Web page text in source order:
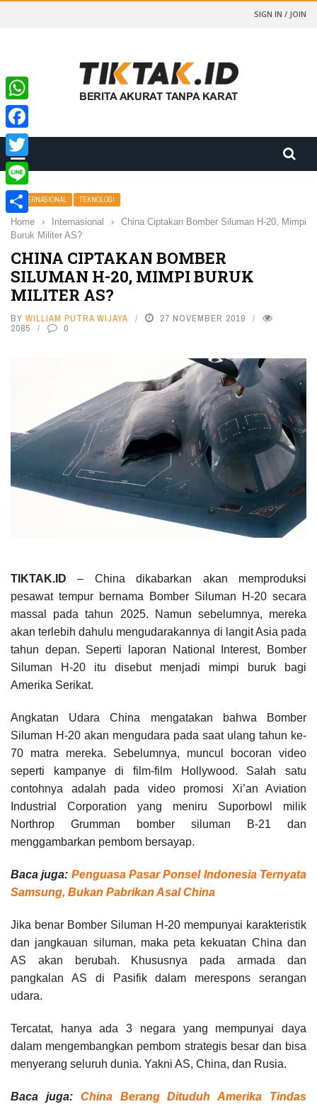
SIGN IN / JOIN
INTERNASIONAL TEKNOLOGI
Home › Internasional ›
China Ciptakan Bomber Siluman H-20, Mimpi
Buruk Militer AS?
CHINA CIPTAKAN BOMBER
SILUMAN H-20, MIMPI BURUK
MILITER AS?
BY WILLIAM PUTRA WIJAYA
27 NOVEMBER 2019
2085
0
TIKTAK.ID – China dikabarkan akan memproduksi
pesawat tempur bernama Bomber Siluman H-20 secara
massal pada tahun 2025. Namun sebelumnya, mereka
akan terlebih dahulu mengudarakannya di langit Asia pada
tahun depan. Seperti laporan National Interest, Bomber
Siluman H-20 itu disebut menjadi mimpi buruk bagi
Amerika Serikat.
Angkatan Udara China mengatakan bahwa Bomber
Siluman H-20 akan mengudara pada saat ulang tahun ke-
70 matra mereka. Sebelumnya, muncul bocoran video
seperti kampanye di film-film Hollywood. Salah satu
contohnya adalah pada video promosi Xi’an Aviation
Industrial Corporation yang meniru Suporbowl milik
Northrop Grumman bomber siluman B-21 dan
menggambarkan pembom bersayap.
Baca juga: Penguasa Pasar Ponsel Indonesia Ternyata
Samsung, Bukan Pabrikan Asal China
Jika benar Bomber Siluman H-20 mempunyai karakteristik
dan jangkauan siluman, maka peta kekuatan China dan
AS akan berubah. Khususnya pada armada dan
pangkalan AS di Pasifik dalam merespons serangan
udara.
Tercatat, hanya ada 3 negara yang mempunyai daya
dalam mengembangkan pembom strategis besar dan bisa
menyerang seluruh dunia. Yakni AS, China, dan Rusia.
Baca juga: China Berang Dituduh Amerika Tindas
WhatsApp
Facebook
Twitter
Line
Share